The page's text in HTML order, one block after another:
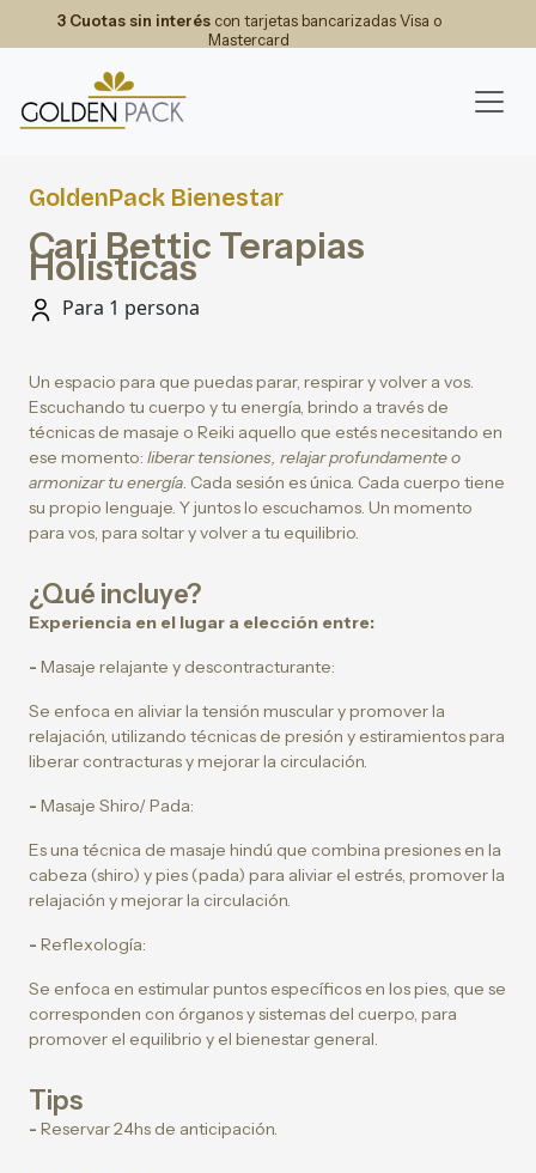
3 Cuotas sin interéscon tarjetas bancarizadas Visa o
Mastercard
GoldenPack Bienestar
Cari Bettic Terapias
Holisticas
Para 1 persona
Un espacio para que puedas parar, respirar y volver a vos.
Escuchando tu cuerpo y tu energía, brindo a través de
técnicas de masaje o Reiki aquello que estés necesitando en
ese momento: liberar tensiones, relajar profundamente o
armonizar tu energía. Cada sesión es única. Cada cuerpo tiene
su propio lenguaje. Y juntos lo escuchamos. Un momento
para vos, para soltar y volver a tu equilibrio.
¿Qué incluye?
Experiencia en el lugar a elección entre:
- Masaje relajante y descontracturante:
Se enfoca en aliviar la tensión muscular y promover la
relajación, utilizando técnicas de presión y estiramientos para
liberar contracturas y mejorar la circulación.
- Masaje Shiro/ Pada:
Es una técnica de masaje hindú que combina presiones en la
cabeza (shiro) y pies (pada) para aliviar el estrés, promover la
relajación y mejorar la circulación.
- Reflexología:
Se enfoca en estimular puntos específicos en los pies, que se
corresponden con órganos y sistemas del cuerpo, para
promover el equilibrio y el bienestar general.
Tips
- Reservar 24hs de anticipación.